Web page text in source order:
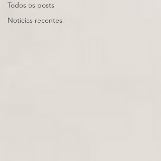
Todos os posts
Notícias recentes